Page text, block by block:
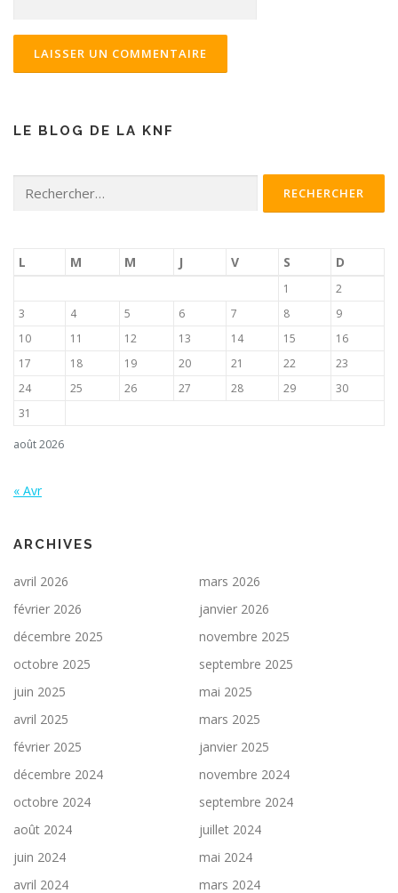
LE BLOG DE LA KNF
août 2026
L M M J V S D
1
2
3
4 5 6 7 8
9
10
11 12 13 14 15
16
17
18 19 20 21 22
23
24
25 26 27 28 29
30
31
« Avr
ARCHIVES
avril 2026
mars 2026
février 2026
janvier 2026
décembre 2025
novembre 2025
octobre 2025
septembre 2025
juin 2025
mai 2025
avril 2025
mars 2025
février 2025
janvier 2025
décembre 2024
novembre 2024
octobre 2024
septembre 2024
août 2024
juillet 2024
juin 2024
mai 2024
avril 2024
mars 2024